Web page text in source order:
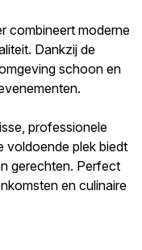
combineert moderne
Dankzij de
schoon en
professionele
voldoende plek biedt
gerechten. Perfect
en culinaire